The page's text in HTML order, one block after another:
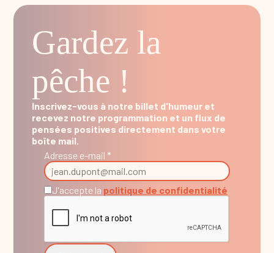
Gardez la
pêche !
Inscrivez-vous à notre billet d'humeur et
recevez notre programmation et un flux de
pensées positives directement dans votre
boîte mail.
Adresse e-mail *
J'accepte la politique de confidentialité